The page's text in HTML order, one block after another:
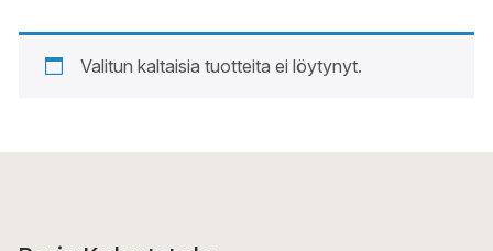
Valitun kaltaisia tuotteita ei löytynyt.